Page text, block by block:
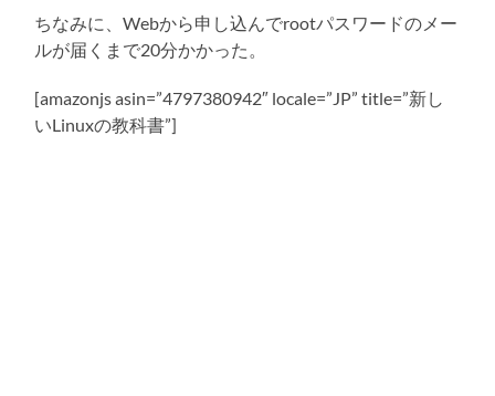
ちなみに、Webから申し込んでrootパスワードのメー
ルが届くまで20分かかった。
[amazonjs asin=”4797380942″ locale=”JP” title=”新し
いLinuxの教科書”]